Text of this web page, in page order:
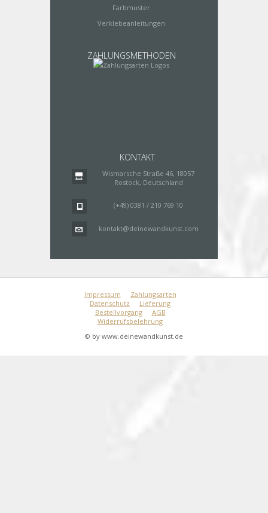
Farbmuster
Verklebeanleitungen
ZAHLUNGSMETHODEN
KONTAKT
Wismarsche Straße 46, 18057
Rostock, Deutschland
(+49) 0381 / 210 769 10
kontakt@deinewandkunst.com
Impressum
Zahlungsarten
Datenschutz
Lieferung
Bestellvorgang
AGB
Widerrufsbelehrung
© by www.deinewandkunst.de